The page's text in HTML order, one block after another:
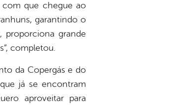
com que chegue ao
garantindo o
proporciona grande
completou.
da Copergás e do
já se encontram
aproveitar para